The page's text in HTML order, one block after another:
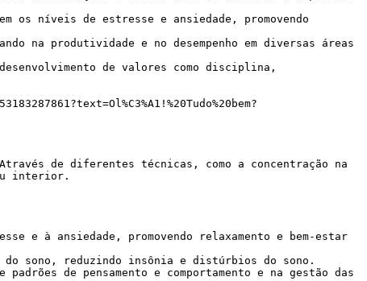
os níveis de estresse e ansiedade, promovendo
na produtividade e no desempenho em diversas áreas
de valores como disciplina,
interior.
e à ansiedade, promovendo relaxamento e bem-estar
sono, reduzindo insônia e distúrbios do sono.
de pensamento e comportamento e na gestão das